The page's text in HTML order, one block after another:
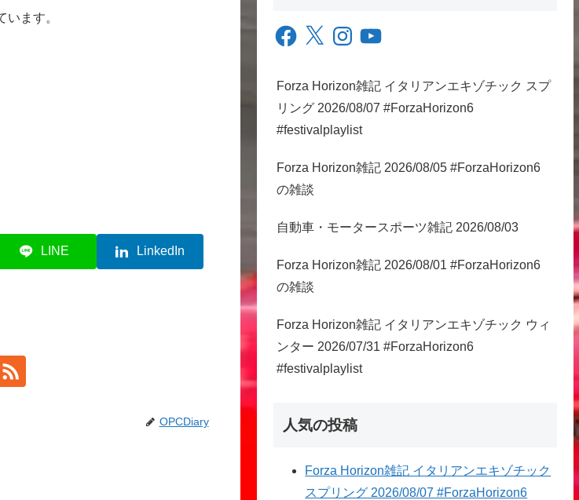
ます。
LINE LinkedIn
OPCDiary
Facebook
X InstagramYouTube
Forza Horizon雑記 イタリアンエキゾチック スプ
リング 2026/08/07 #ForzaHorizon6
#festivalplaylist
Forza Horizon雑記 2026/08/05 #ForzaHorizon6
の雑談
自動車・モータースポーツ雑記 2026/08/03
Forza Horizon雑記 2026/08/01 #ForzaHorizon6
の雑談
Forza Horizon雑記 イタリアンエキゾチック ウィ
ンター 2026/07/31 #ForzaHorizon6
#festivalplaylist
人気の投稿
Forza Horizon雑記 イタリアンエキゾチック
スプリング 2026/08/07 #ForzaHorizon6